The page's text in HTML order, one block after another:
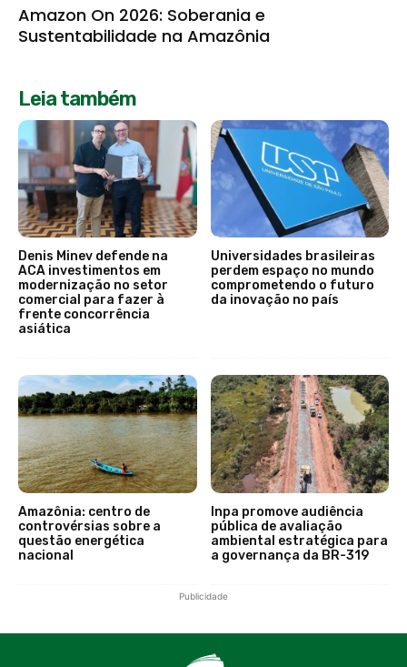
Amazon On 2026: Soberania e
Sustentabilidade na Amazônia
Leia também
Denis Minev defende na
ACA investimentos em
modernização no setor
comercial para fazer à
frente concorrência
asiática
Universidades brasileiras
perdem espaço no mundo
comprometendo o futuro
da inovação no país
Amazônia: centro de
controvérsias sobre a
questão energética
nacional
Inpa promove audiência
pública de avaliação
ambiental estratégica para
a governança da BR-319
Publicidade